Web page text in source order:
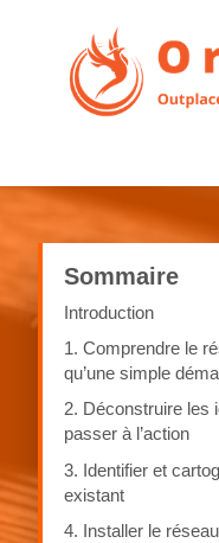
Sommaire
Introduction
1. Comprendre le
qu’une simple
2. Déconstruire les
passer à l’action
3. Identifier et
existant
4. Installer le